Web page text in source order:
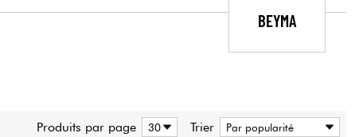
Casques BEYMA
Produits par page Trier